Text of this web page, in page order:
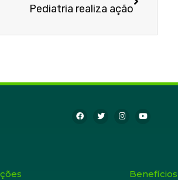
Pediatria realiza ação
Benefícios